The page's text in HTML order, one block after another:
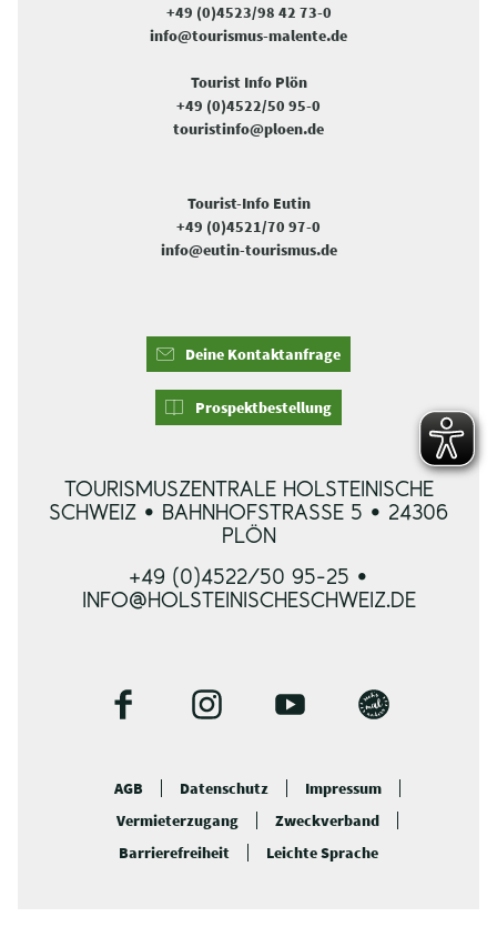
+49 (0)4523/98 42 73-0
info@tourismus-malente.de
Tourist Info Plön
+49 (0)4522/50 95-0
touristinfo@ploen.de
Tourist-Info Eutin
+49 (0)4521/70 97-0
info@eutin-tourismus.de
Deine Kontaktanfrage
Prospektbestellung
TOURISMUSZENTRALE HOLSTEINISCHE
SCHWEIZ • BAHNHOFSTRASSE 5 • 24306 P
LÖN
+49 (0)4522/50 95-25 •
INFO@HOLSTEINISCHESCHWEIZ.DE
F
e
b
I
t
a
g
Y
u
b
B
g
AGB Datenschutz
Impressum
Vermieterzugang
Zweckverband
Barrierefreiheit
Leichte Sprache